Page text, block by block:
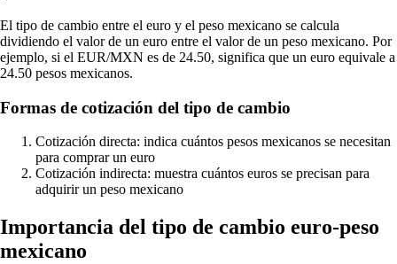
El tipo de cambio entre el euro y el peso mexicano se calcula
dividiendo el valor de un euro entre el valor de un peso mexicano. Por
ejemplo, si el EUR/MXN es de 24.50, significa que un euro equivale a
24.50 pesos mexicanos.
Formas de cotización del tipo de cambio
Cotización directa: indica cuántos pesos mexicanos se necesitan
para comprar un euro
Cotización indirecta: muestra cuántos euros se precisan para
adquirir un peso mexicano
Importancia del tipo de cambio euro-peso
mexicano